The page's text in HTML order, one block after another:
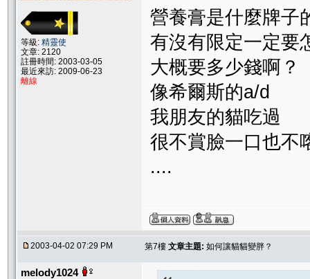
等級: 精靈使
文章: 2120
註冊時間: 2003-03-05
最近來訪: 2009-06-23
離線
營養膏是什麼牌子
有沒有限定一定要
大概要多少錢啊？
像希爾斯的a/d
我朋友的貓吃過
很不賞臉一口也不
....
2003-04-02 07:29 PM 第7樓 文章主題: 如何讓貓貓變胖？
melody1024